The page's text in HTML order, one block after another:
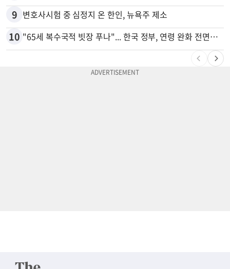
9 변호사시험 중 심정지 온 한인, 뉴욕주 제소
10 "65세 복수국적 빗장 푸나"... 한국 정부, 연령 완화 전면 추진